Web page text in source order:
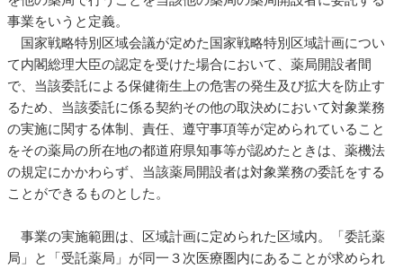
事業をいうと定義。
国家戦略特別区域会議が定めた国家戦略特別区域計画につい
て内閣総理大臣の認定を受けた場合において、薬局開設者間
で、当該委託による保健衛生上の危害の発生及び拡大を防止す
るため、当該委託に係る契約その他の取決めにおいて対象業務
の実施に関する体制、責任、遵守事項等が定められていること
をその薬局の所在地の都道府県知事等が認めたときは、薬機法
の規定にかかわらず、当該薬局開設者は対象業務の委託をする
ことができるものとした。
事業の実施範囲は、区域計画に定められた区域内。「委託薬
局」と「受託薬局」が同一３次医療圏内にあることが求められ